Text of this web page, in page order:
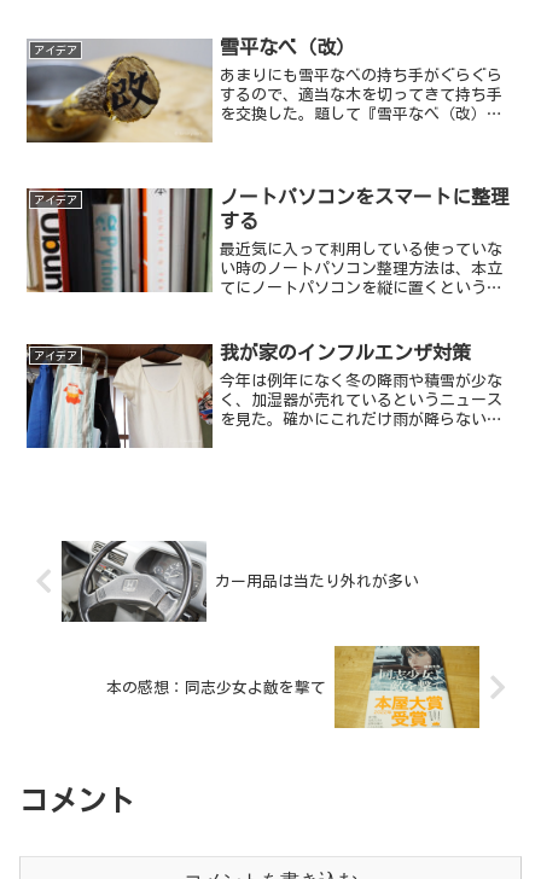
アイデア 雪平なべ（改）
あまりにも雪平なべの持ち手がぐらぐら
するので、適当な木を切ってきて持ち手
を交換した。題して『雪平なべ（改）』
手を抜き取ってしまったわ...
アイデア
ノートパソコンをスマートに整理
する
最近気に入って利用している使っていな
い時のノートパソコン整理方法は、本立
てにノートパソコンを縦に置くという方
アイデア 我が家のインフルエンザ対策
今年は例年になく冬の降雨や積雪が少な
く、加湿器が売れているというニュース
を見た。確かにこれだけ雨が降らない
カー用品は当たり外れが多い
本の感想：同志少女よ敵を撃て
コメント